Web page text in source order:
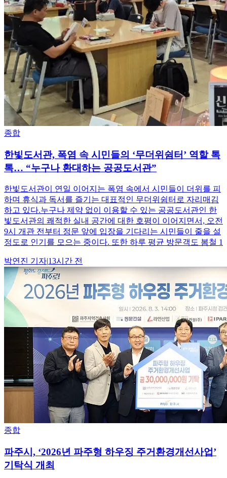
종합
한빛도서관, 폭염 속 시민들의 ‘무더위쉼터’ 역할 톡
톡… “누구나 환대하는 공공도서관”
한빛도서관이 연일 이어지는 폭염 속에서 시민들이 더위를 피
하며 휴식과 독서를 즐기는 대표적인 무더위쉼터로 자리매김
하고 있다.누구나 제약 없이 이용할 수 있는 공공도서관인 한
빛도서관의 쾌적한 실내 공간에 대한 호평이 이어지면서, 오전
9시 개관 전부터 정문 앞에 입장을 기다리는 시민들이 줄을 설
정도로 인기를 모으는 중이다. 또한 하루 평균 방문객도 봄철 1
박연진 기자|13시간 전
종합
파주시, ‘2026년 파주형 하우징 주거환경개선사업’
기탁식 개최